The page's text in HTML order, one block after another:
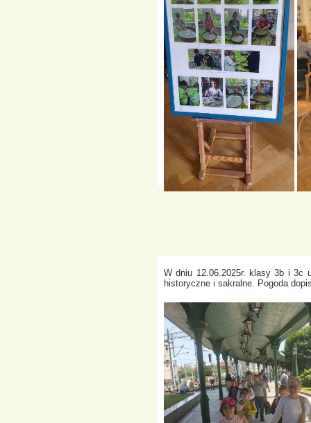
W dniu 12.06.2025r. klasy 3b i 3c
historyczne i sakralne. Pogoda